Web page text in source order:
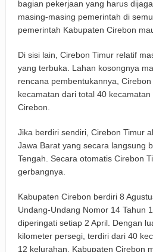
bagian pekerjaan yang harus
masing-masing pemerintah di
pemerintah Kabupaten Cirebon
Di sisi lain, Cirebon Timur relatif
yang terbuka. Lahan kosongnya
rencana pembentukannya,
kecamatan dari total 40
Cirebon.
Jika berdiri sendiri, Cirebon Timur
Jawa Barat yang secara langsung
Tengah. Secara otomatis Cirebon
gerbangnya.
Kabupaten Cirebon berdiri 8
Undang-Undang Nomor 14 Tahun
diperingati setiap 2 April. Dengan
kilometer persegi, terdiri dari 40
12 kelurahan, Kabupaten Cirebon